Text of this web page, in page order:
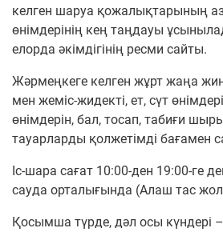
келген шаруа қожалықтарының
өнімдерінің кең таңдауы
елорда әкімдігінің ресми сайты.
Жәрмеңкеге келген жұрт жаңа
мен жеміс-жидекті, ет, сүт
өнімдерін, бал, тосап, табиғи
тауарларды қолжетімді бағамен
Іс-шара сағат 10:00-ден 19:00-ге
сауда орталығында (Алаш тас
Қосымша түрде, дәл осы күндері